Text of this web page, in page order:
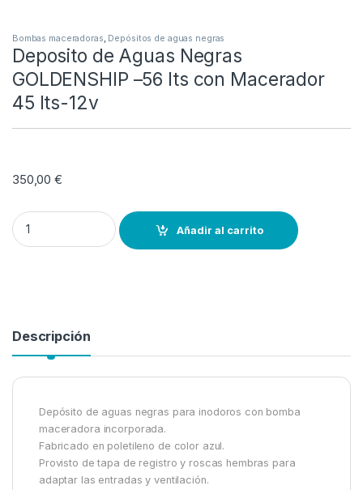
Bombas maceradoras, Depósitos de aguas negras
Deposito de Aguas Negras
GOLDENSHIP –56 lts con Macerador
45 lts-12v
350,00€
Deposito de Aguas Negras GOLDENSHIP –56 lts con Macerador
Añadir al carrito
Descripción
Depósito de aguas negras para inodoros con bomba
maceradora incorporada.
Fabricado en poletileno de color azul.
Provisto de tapa de registro y roscas hembras para
adaptar las entradas y ventilación.